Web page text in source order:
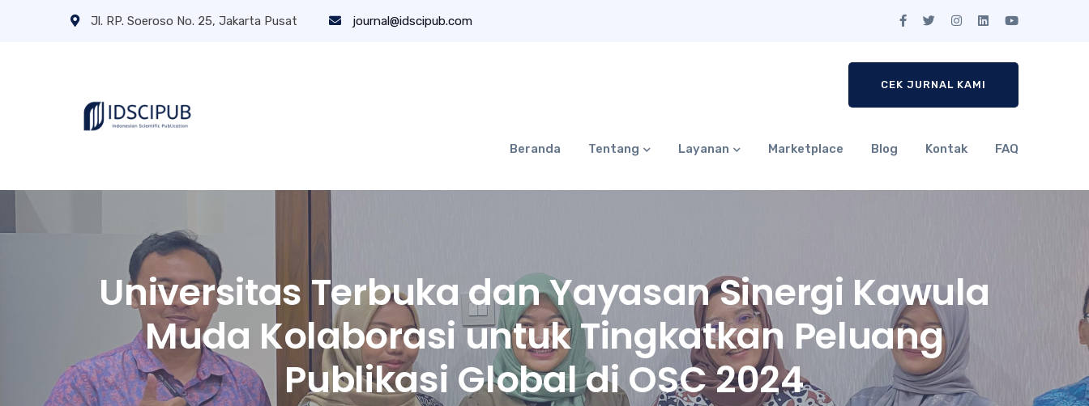
Jl. RP. Soeroso No. 25, Jakarta Pusat journal@idscipub.com
CEK JURNAL KAMI
Beranda Tentang Layanan Marketplace Blog Kontak FAQ
Universitas Terbuka dan Yayasan Sinergi Kawula
Muda Kolaborasi untuk Tingkatkan Peluang
Publikasi Global di OSC 2024